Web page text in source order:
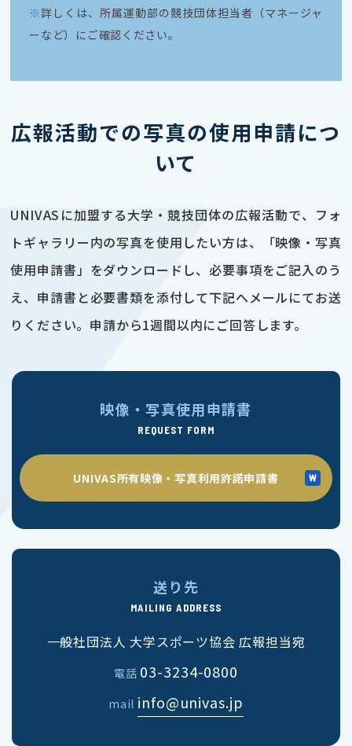
※ 詳しくは、所属運動部の競技団体担当者（マネージャ
ーなど）にご確認ください。
広報活動での写真の使用申請につ
いて
UNIVASに加盟する大学・競技団体の広報活動で、フォ
トギャラリー内の写真を使用したい方は、「映像・写真
使用申請書」をダウンロードし、必要事項をご記入のう
え、申請書と必要書類を添付して下記へメールにてお送
りください。申請から1週間以内にご回答します。
映像・写真使用申請書
REQUEST FORM
UNIVAS所有映像・写真利用許諾申請書
送り先
MAILING ADDRESS
一般社団法人 大学スポーツ協会 広報担当宛
電話 03-3234-0800
mail info@univas.jp